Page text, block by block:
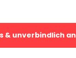
& unverbindlich